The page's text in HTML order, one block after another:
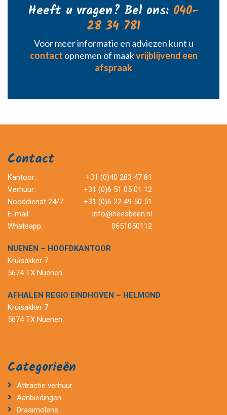
Heeft u vragen? Bel ons: 040-
28 34 781
Voor meer informatie en adviezen kunt u
contact opnemen of maakvrijblijvend een
afspraak
Contact
Kantoor:
+31 (0)40 283 47 81
Verhuur:
+31 (0)6 51 05 01 12
Nooddienst 24/7:
+31 (0)6 22 49 50 51
E-mail:
info@heesbeen.nl
Whatsapp:
0651050112
NUENEN – HOOFDKANTOOR
Kruisakker 7
5674 TX Nuenen
AFHALEN REGIO EINDHOVEN – HELMOND
Kruisakker 7
5674 TX Nuenen
Categorieën
Attractie verhuur
Aanbiedingen
Draaimolens